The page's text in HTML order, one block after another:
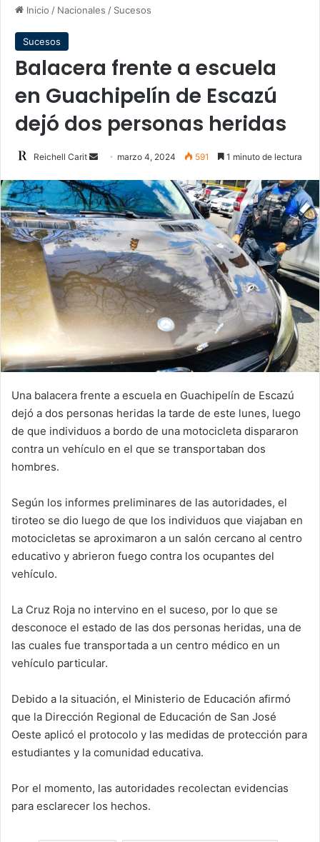
Inicio / Nacionales / Sucesos
Sucesos
Balacera frente a escuela
en Guachipelín de Escazú
dejó dos personas heridas
Reichell Carit
Send
email
marzo 4, 2024 591 1 minuto de lectura
Una balacera frente a escuela en Guachipelín de Escazú
dejó a dos personas heridas la tarde de este lunes, luego
de que individuos a bordo de una motocicleta dispararon
contra un vehículo en el que se transportaban dos
hombres.
Según los informes preliminares de las autoridades, el
tiroteo se dio luego de que los individuos que viajaban en
motocicletas se aproximaron a un salón cercano al centro
educativo y abrieron fuego contra los ocupantes del
vehículo.
La Cruz Roja no intervino en el suceso, por lo que se
desconoce el estado de las dos personas heridas, una de
las cuales fue transportada a un centro médico en un
vehículo particular.
Debido a la situación, el Ministerio de Educación afirmó
que la Dirección Regional de Educación de San José
Oeste aplicó el protocolo y las medidas de protección para
estudiantes y la comunidad educativa.
Por el momento, las autoridades recolectan evidencias
para esclarecer los hechos.